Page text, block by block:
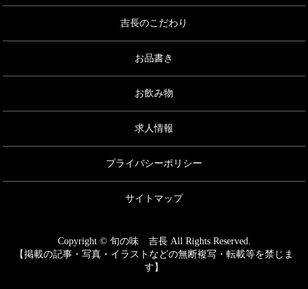
吉長のこだわり
お品書き
お飲み物
求人情報
プライバシーポリシー
サイトマップ
Copyright © 旬の味 吉長 All Rights Reserved.
【掲載の記事・写真・イラストなどの無断複写・転載等を禁じま
す】